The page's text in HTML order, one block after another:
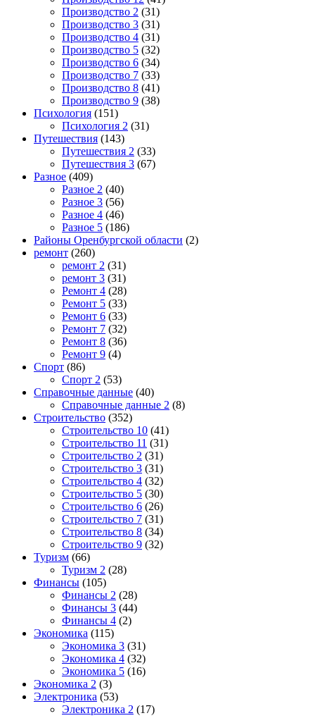
Производство 2 (31)
Производство 3 (31)
Производство 4 (31)
Производство 5 (32)
Производство 6 (34)
Производство 7 (33)
Производство 8 (41)
Производство 9 (38)
Психология (151)
Психология 2 (31)
Путешествия (143)
Путешествия 2 (33)
Путешествия 3 (67)
Разное (409)
Разное 2 (40)
Разное 3 (56)
Разное 4 (46)
Разное 5 (186)
Районы Оренбургской области (2)
ремонт (260)
ремонт 2 (31)
ремонт 3 (31)
Ремонт 4 (28)
Ремонт 5 (33)
Ремонт 6 (33)
Ремонт 7 (32)
Ремонт 8 (36)
Ремонт 9 (4)
Спорт (86)
Спорт 2 (53)
Справочные данные (40)
Справочные данные 2 (8)
Строительство (352)
Строительство 10 (41)
Строительство 11 (31)
Строительство 2 (31)
Строительство 3 (31)
Строительство 4 (32)
Строительство 5 (30)
Строительство 6 (26)
Строительство 7 (31)
Строительство 8 (34)
Строительство 9 (32)
Туризм (66)
Туризм 2 (28)
Финансы (105)
Финансы 2 (28)
Финансы 3 (44)
Финансы 4 (2)
Экономика (115)
Экономика 3 (31)
Экономика 4 (32)
Экономика 5 (16)
Экономика 2 (3)
Электроника (53)
Электроника 2 (17)